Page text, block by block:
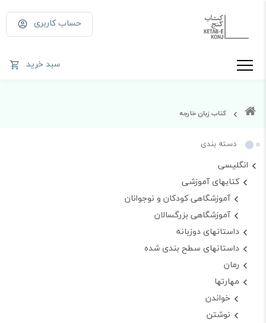
حساب کاربری
سبد خرید
کتاب زبان خارجه
دسته بندی
انگلیسی
کتابهای آموزشی
آموزشگاهی کودکان و نوجوانان
آموزشگاهی بزرگسالان
داستانهای دوزبانه
داستانهای سطح بندی شده
رمان
مهارتها
خواندن
نوشتن